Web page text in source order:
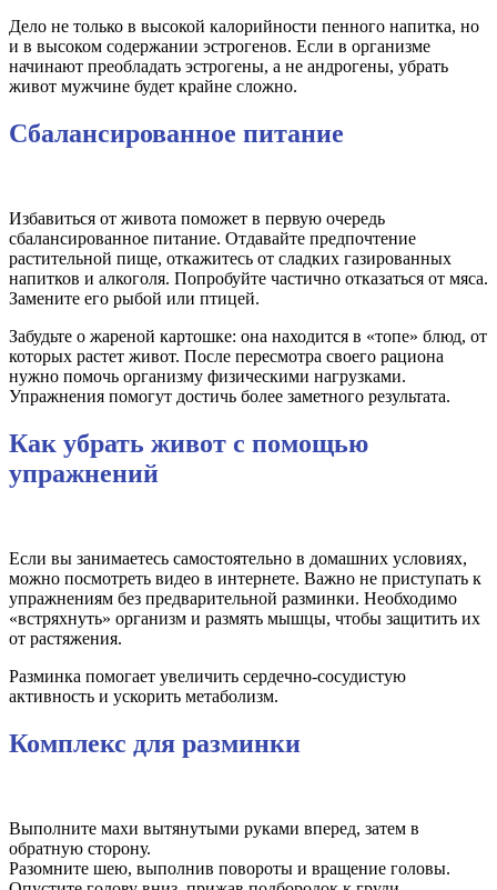
Дело не только в высокой калорийности пенного напитка, но
и в высоком содержании эстрогенов. Если в организме
начинают преобладать эстрогены, а не андрогены, убрать
живот мужчине будет крайне сложно.
Сбалансированное питание
Избавиться от живота поможет в первую очередь
сбалансированное питание. Отдавайте предпочтение
растительной пище, откажитесь от сладких газированных
напитков и алкоголя. Попробуйте частично отказаться от мяса.
Замените его рыбой или птицей.
Забудьте о жареной картошке: она находится в «топе» блюд, от
которых растет живот. После пересмотра своего рациона
нужно помочь организму физическими нагрузками.
Упражнения помогут достичь более заметного результата.
Как убрать живот с помощью
упражнений
Если вы занимаетесь самостоятельно в домашних условиях,
можно посмотреть видео в интернете. Важно не приступать к
упражнениям без предварительной разминки. Необходимо
«встряхнуть» организм и размять мышцы, чтобы защитить их
от растяжения.
Разминка помогает увеличить сердечно-сосудистую
активность и ускорить метаболизм.
Комплекс для разминки
Выполните махи вытянутыми руками вперед, затем в
обратную сторону.
Разомните шею, выполнив повороты и вращение головы.